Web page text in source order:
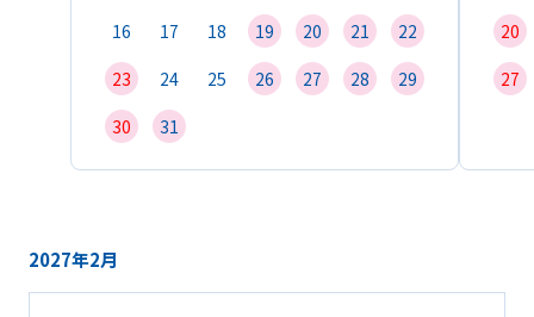
16
17 18 19 20 21
22
23
24 25 26 27 28
29
30
31
20
27
2027年2月